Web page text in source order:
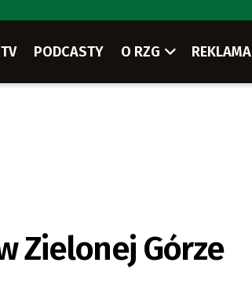
PODCASTY O RZG REKLAMA
Zielonej Górze